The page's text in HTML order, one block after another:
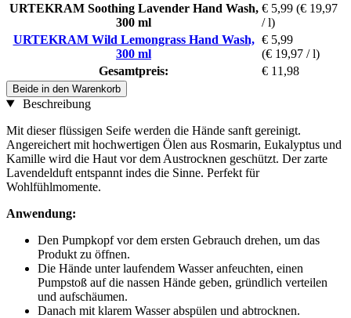
URTEKRAM Soothing Lavender Hand Wash,
300 ml
€ 5,99 (€ 19,97
/ l)
URTEKRAM Wild Lemongrass Hand Wash,
300 ml
€ 5,99
(€ 19,97 / l)
Gesamtpreis:
€ 11,98
Beide in den Warenkorb
Beschreibung
Mit dieser flüssigen Seife werden die Hände sanft gereinigt.
Angereichert mit hochwertigen Ölen aus Rosmarin, Eukalyptus und
Kamille wird die Haut vor dem Austrocknen geschützt. Der zarte
Lavendelduft entspannt indes die Sinne. Perfekt für
Wohlfühlmomente.
Anwendung:
Den Pumpkopf vor dem ersten Gebrauch drehen, um das
Produkt zu öffnen.
Die Hände unter laufendem Wasser anfeuchten, einen
Pumpstoß auf die nassen Hände geben, gründlich verteilen
und aufschäumen.
Danach mit klarem Wasser abspülen und abtrocknen.